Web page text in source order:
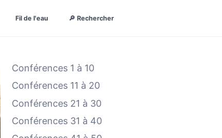
Fil de l'eau 🔎 Rechercher
Conférences 1 à 10
Conférences 11 à 20
Conférences 21 à 30
Conférences 31 à 40